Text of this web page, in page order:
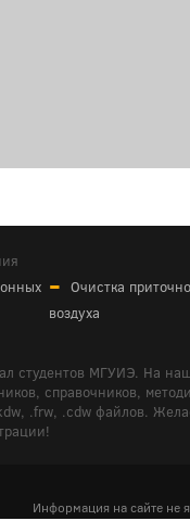
Очистка
воздуха
студентов МГУИЭ. На
справочников,
.frw, .cdw файлов.
Информация на сайте не